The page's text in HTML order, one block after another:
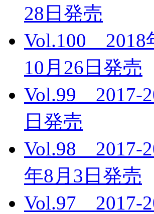
28日発売
Vol.100 2018
10月26日発売
Vol.99 2017-
日発売
Vol.98 2017-
年8月3日発売
Vol.97 2017-